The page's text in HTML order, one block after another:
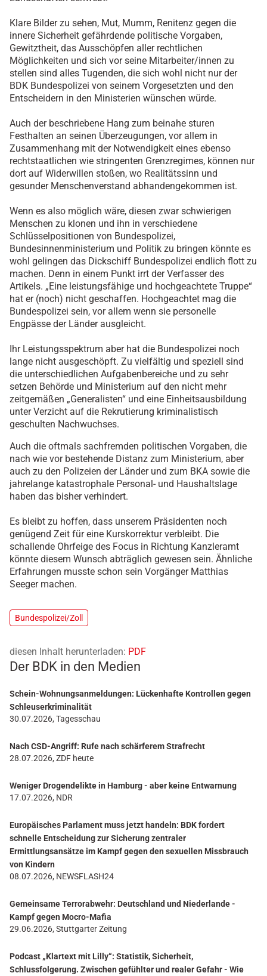
Klare Bilder zu sehen, Mut, Mumm, Renitenz gegen die
innere Sicherheit gefährdende politische Vorgaben,
Gewitztheit, das Ausschöpfen aller rechtlichen
Möglichkeiten und sich vor seine Mitarbeiter/innen zu
stellen sind alles Tugenden, die sich wohl nicht nur der
BDK Bundespolizei von seinem Vorgesetzten und den
Entscheidern in den Ministerien wünschen würde.
Auch der beschriebene Hang zum beinahe sturen
Festhalten an seinen Überzeugungen, vor allem in
Zusammenhang mit der Notwendigkeit eines ebenso
rechtstaatlichen wie stringenten Grenzregimes, können nur
dort auf Widerwillen stoßen, wo Realitätssinn und
gesunder Menschenverstand abhandengekommen ist.
Wenn es also möglich wäre, diesen zwar schwierigen
Menschen zu klonen und ihn in verschiedene
Schlüsselpositionen von Bundespolizei,
Bundesinnenministerium und Politik zu bringen könnte es
wohl gelingen das Dickschiff Bundespolizei endlich flott zu
machen. Denn in einem Punkt irrt der Verfasser des
Artikels. „Eine leistungsfähige und hochgeachtete Truppe“
hat er (noch) nicht geschaffen. Hochgeachtet mag die
Bundespolizei sein, vor allem wenn sie personelle
Engpässe der Länder ausgleicht.
Ihr Leistungsspektrum aber hat die Bundespolizei noch
lange nicht ausgeschöpft. Zu vielfältig und speziell sind
die unterschiedlichen Aufgabenbereiche und zu sehr
setzen Behörde und Ministerium auf den nicht mehr
zeitgemäßen „Generalisten“ und eine Einheitsausbildung
unter Verzicht auf die Rekrutierung kriminalistisch
geschulten Nachwuchses.
Auch die oftmals sachfremden politischen Vorgaben, die
nach wie vor bestehende Distanz zum Ministerium, aber
auch zu den Polizeien der Länder und zum BKA sowie die
jahrelange katastrophale Personal- und Haushaltslage
haben das bisher verhindert.
Es bleibt zu hoffen, dass unserem Präsidenten noch
genügend Zeit für eine Kurskorrektur verbleibt. Die
schallende Ohrfeige des Focus in Richtung Kanzleramt
könnte diesem Wunsch abträglich gewesen sein. Ähnliche
Erfahrungen musste schon sein Vorgänger Matthias
Seeger machen.
Bundespolizei/Zoll
diesen Inhalt herunterladen: PDF
Der BDK in den Medien
Schein-Wohnungsanmeldungen: Lückenhafte Kontrollen gegen
Schleuserkriminalität
30.07.2026, Tagesschau
Nach CSD-Angriff: Rufe nach schärferem Strafrecht
28.07.2026, ZDF heute
Weniger Drogendelikte in Hamburg - aber keine Entwarnung
17.07.2026, NDR
Europäisches Parlament muss jetzt handeln: BDK fordert
schnelle Entscheidung zur Sicherung zentraler
Ermittlungsansätze im Kampf gegen den sexuellen Missbrauch
von Kindern
08.07.2026, NEWSFLASH24
Gemeinsame Terrorabwehr: Deutschland und Niederlande -
Kampf gegen Mocro-Mafia
29.06.2026, Stuttgarter Zeitung
Podcast „Klartext mit Lilly“: Statistik, Sicherheit,
Schlussfolgerung. Zwischen gefühlter und realer Gefahr - Wie